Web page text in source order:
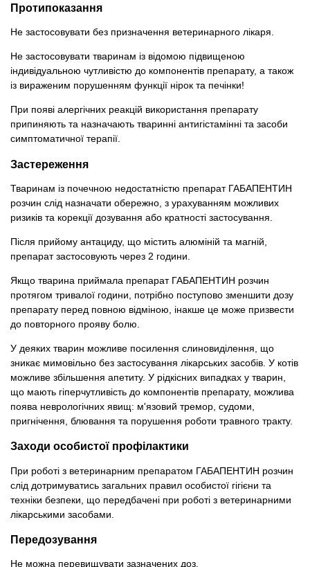
Протипоказання
Не застосовувати без призначення ветеринарного лікаря.
Не застосовувати тваринам із відомою підвищеною
індивідуальною чутливістю до компонентів препарату, а також
із вираженим порушенням функції нірок та печінки!
При появі алергічних реакцій використання препарату
припиняють та назначають тваринні антигістамінні та засоби
симптоматичної терапії.
Застереження
Тваринам із почечною недостатністю препарат ГАБАПЕНТИН
розчин слід назначати обережно, з урахуванням можливих
ризиків та корекції дозування або кратності застосування.
Після прийому антациду, що містить алюміній та магній,
препарат застосовують через 2 години.
Якщо тварина приймала препарат ГАБАПЕНТИН розчин
протягом тривалої години, потрібно поступово зменшити дозу
препарату перед повною відміною, інакше це може призвести
до повторного прояву болю.
У деяких тварин можливе посилення слиновиділення, що
зникає мимовільно без застосування лікарських засобів. У котів
можливе збільшення апетиту. У рідкісних випадках у тварин,
що мають гіперчутливість до компонентів препарату, можлива
поява неврологічних явищ: м'язовий тремор, судоми,
пригнічення, блювання та порушення роботи травного тракту.
Заходи особистої профілактики
При роботі з ветеринарним препаратом ГАБАПЕНТИН розчин
слід дотримуватись загальних правил особистої гігієни та
техніки безпеки, що передбачені при роботі з ветеринарними
лікарськими засобами.
Передозування
Не можна перевищувати зазначених доз.